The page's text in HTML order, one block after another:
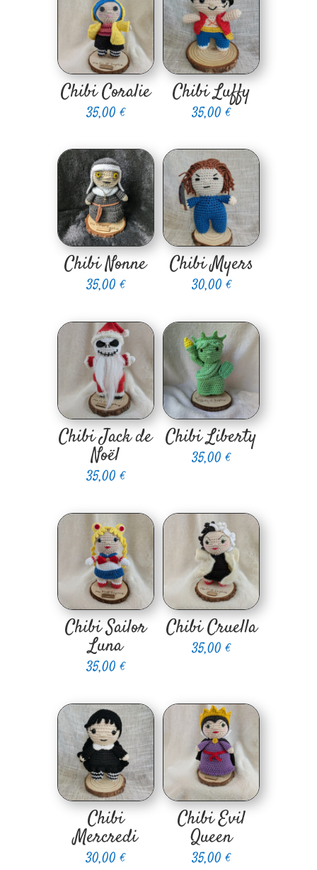
Chibi Coralie
35,00€
Chibi Luffy
35,00€
Chibi Nonne
35,00€
Chibi Myers
30,00€
Chibi Jack de
Noël
35,00€
Chibi Liberty
35,00€
Chibi Sailor
Luna
35,00€
Chibi Cruella
35,00€
Chibi
Mercredi
30,00€
Chibi Evil
Queen
35,00€